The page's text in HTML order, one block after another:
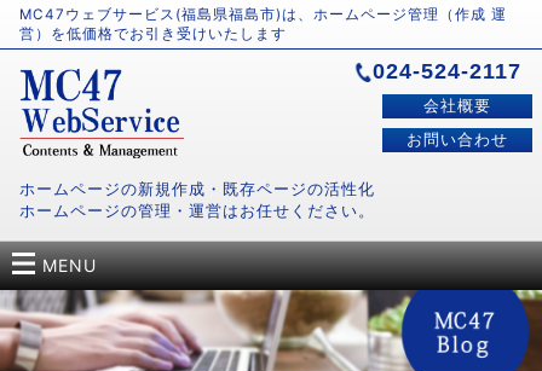
MC47ウェブサービス(福島県福島市)は、ホームページ管理（作成 運
営）を低価格でお引き受けいたします
ホームページの新規作成・既存ページの活性化
ホームページの管理・運営はお任せください。
024-524-2117
会社概要
お問い合わせ
MENU